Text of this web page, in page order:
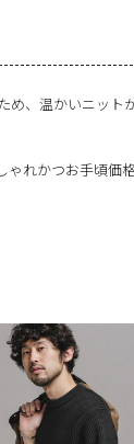
め、温かいニット
ゃれかつお手頃価